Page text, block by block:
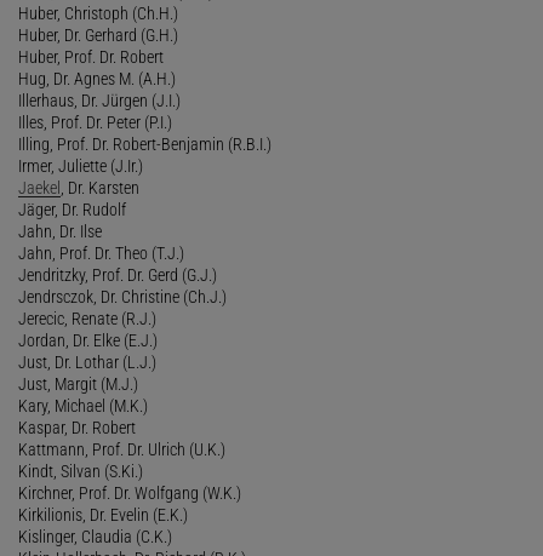
Huber, Christoph (Ch.H.)
Huber, Dr. Gerhard (G.H.)
Huber, Prof. Dr. Robert
Hug, Dr. Agnes M. (A.H.)
Illerhaus, Dr. Jürgen (J.I.)
Illes, Prof. Dr. Peter (P.I.)
Illing, Prof. Dr. Robert-Benjamin (R.B.I.)
Irmer, Juliette (J.Ir.)
Jaekel , Dr. Karsten
Jäger, Dr. Rudolf
Jahn, Dr. Ilse
Jahn, Prof. Dr. Theo (T.J.)
Jendritzky, Prof. Dr. Gerd (G.J.)
Jendrsczok, Dr. Christine (Ch.J.)
Jerecic, Renate (R.J.)
Jordan, Dr. Elke (E.J.)
Just, Dr. Lothar (L.J.)
Just, Margit (M.J.)
Kary, Michael (M.K.)
Kaspar, Dr. Robert
Kattmann, Prof. Dr. Ulrich (U.K.)
Kindt, Silvan (S.Ki.)
Kirchner, Prof. Dr. Wolfgang (W.K.)
Kirkilionis, Dr. Evelin (E.K.)
Kislinger, Claudia (C.K.)